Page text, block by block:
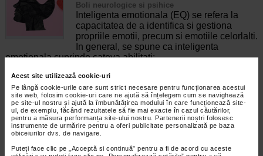
Acest site utilizează cookie-uri
Pe lângă cookie-urile care sunt strict necesare pentru funcționarea acestui
site web, folosim cookie-uri care ne ajută să înțelegem cum se navighează
pe site-ul nostru și ajută la îmbunătățirea modului în care funcționează site-
ul, de exemplu, făcând rezultatele să fie mai exacte în cazul căutărilor,
pentru a măsura performanța site-ului nostru. Partenerii noștri folosesc
instrumente de urmărire pentru a oferi publicitate personalizată pe baza
obiceiurilor dvs. de navigare.
Puteți face clic pe „Acceptă si continuă” pentru a fi de acord cu aceste
Boli neurologice si psihice
Inteligenta emotionala (EQ) se refera la
capacitatea de a identifica si gestiona
propriile emotii, precum si emotiile celorlalti.
In general, se spune ca inteligenta
emotionala cuprinde cateva abilitati:…
Timp de citire:4 minute, 39 secunde
Enurezis: cauze, factori declansatori si solutii
Sistem urinar
Enurezisul este termenul medical pentru
pierderea accidentala de urina, de obicei in
timpul somnului. Este o afectiune frecventa
atat in randul copiilor, cat si al adultilor.